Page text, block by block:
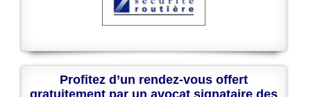
Profitez d’un rendez-vous offert
gratuitement par un avocat signataire des